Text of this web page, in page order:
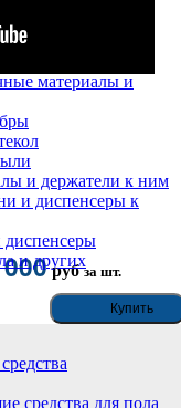
материалы,
материалы и
и держатели к ним
и диспенсеры к
и других
средства для пола
рубза шт.